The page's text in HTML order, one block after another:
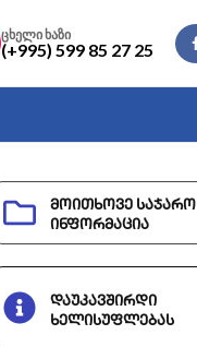
ცხელი ხაზი
(+995) 599 85 27 25
მოითხოვე საჯარო
ინფორმაცია
დაუკავშირდი
ხელისუფლებას